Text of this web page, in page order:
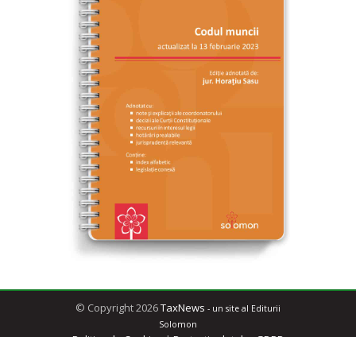
© Copyright 2026TaxNews - un site al Editurii
Solomon